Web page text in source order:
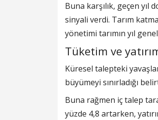
Buna karşılık, geçen
sinyali verdi. Tarım
yönetimi tarımın yıl
Tüketim ve
Küresel talepteki
büyümeyi sınırladığı
Buna rağmen iç talep
yüzde 4,8 artarken,